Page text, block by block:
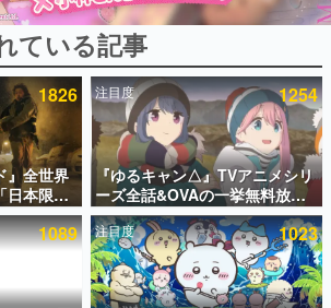
ップ
ている記事ランキング
一覧
り記事
ている記事
1826
』全世界
日本限
バイオの
て、
病院」へ
注目度 1254
『ゆるキャン△』TVアニメシリ
ーズ全話&OVAの一挙無料放送
がABEMAで開催決定。8月11日
「山の日」の午前0時から実施
1089 注目度 1023